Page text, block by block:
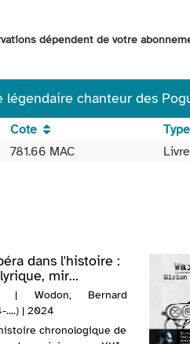
dépendent de votre
chanteur des
Cote Type
781.66 MAC Livre
dans l'histoire :
mir...
| Wodon, Bernard
....) | 2024
chronologique de